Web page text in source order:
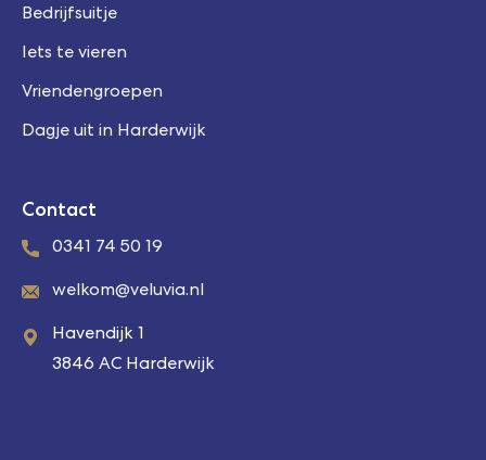
Bedrijfsuitje
Iets te vieren
Vriendengroepen
Dagje uit in Harderwijk
Contact
0341 74 50 19
welkom@veluvia.nl
Havendijk 1
3846 AC Harderwijk